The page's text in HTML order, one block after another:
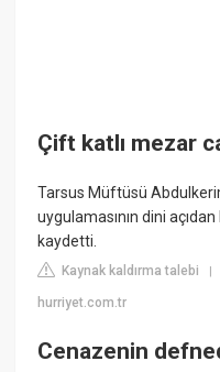
Çift katlı mezar
Tarsus Müftüsü
uygulamasının dini açıdan
kaydetti.
Kaynak kaldırma talebi
hurriyet.com.tr
Cenazenin